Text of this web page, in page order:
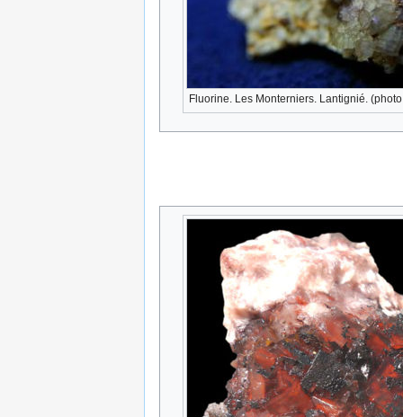
Fluorine. Les Monterniers. Lantignié.